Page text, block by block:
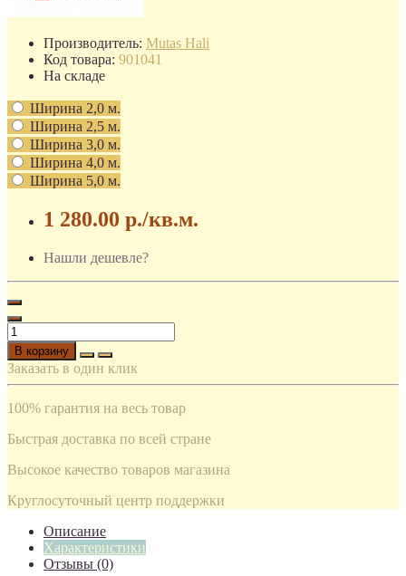
Производитель: Mutas Hali
Код товара: 901041
На складе
Ширина 2,0 м.
Ширина 2,5 м.
Ширина 3,0 м.
Ширина 4,0 м.
Ширина 5,0 м.
1 280.00 р./кв.м.
Нашли дешевле?
В корзину
Заказать в один клик
100% гарантия на весь товар
Быстрая доставка по всей стране
Высокое качество товаров магазина
Круглосуточный центр поддержки
Описание
Характеристики
Отзывы (0)